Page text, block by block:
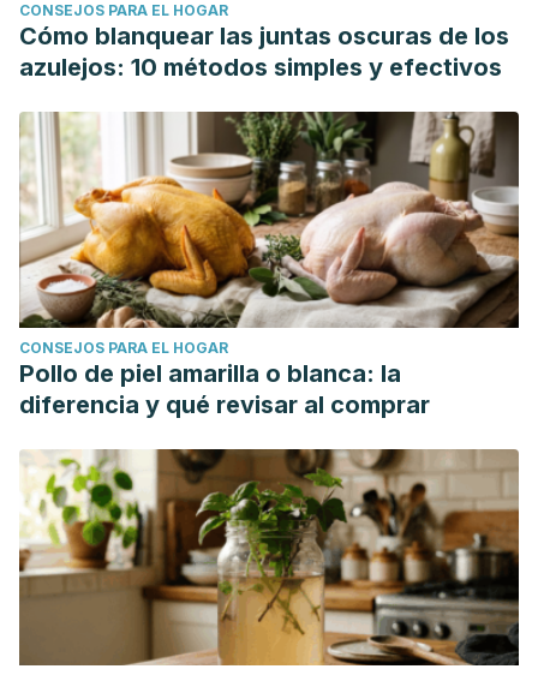
CONSEJOS PARA EL HOGAR
Cómo blanquear las juntas oscuras de los
azulejos: 10 métodos simples y efectivos
CONSEJOS PARA EL HOGAR
Pollo de piel amarilla o blanca: la
diferencia y qué revisar al comprar